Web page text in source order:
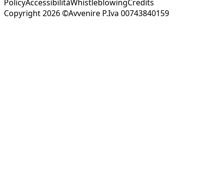
PolicyAccessibilitàWhistleblowingCredits
Copyright 2026 ©Avvenire P.Iva 00743840159